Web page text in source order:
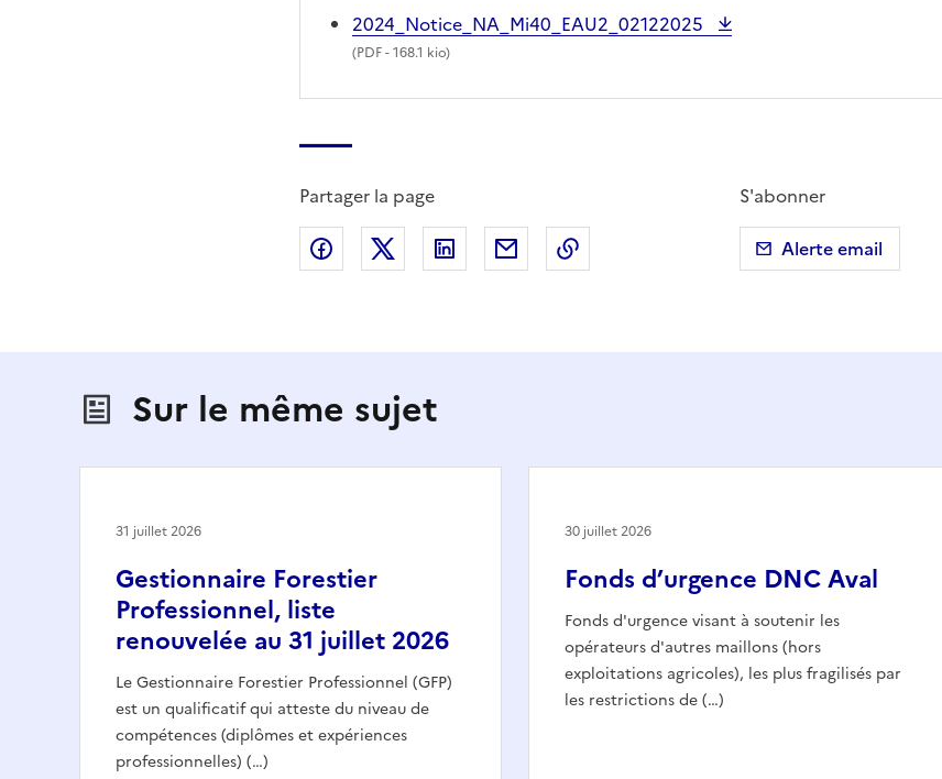
2024_Notice_NA_Mi40_EAU2_02122025
(PDF- 168.1 kio)
Partager la page
Partager sur Facebook
Partager sur X (anciennement Twitter)
Partager sur LinkedIn
Partager par emailCopier dans le presse-papier
S'abonner
Alerte email
Sur le même sujet
Gestionnaire Forestier
Professionnel, liste
renouvelée au 31 juillet 2026
Le Gestionnaire Forestier Professionnel (GFP)
est un qualificatif qui atteste du niveau de
compétences (diplômes et expériences
professionnelles) (…)
31 juillet 2026
Fonds d’urgence DNC Aval
Fonds d'urgence visant à soutenir les
opérateurs d'autres maillons (hors
exploitations agricoles), les plus fragilisés par
les restrictions de (…)
30 juillet 2026